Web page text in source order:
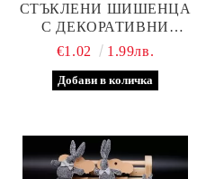
СТЪКЛЕНИ ШИШЕНЦА
С ДЕКОРАТИВНИ
ФИГУРКИ
€1.02 1.99лв.